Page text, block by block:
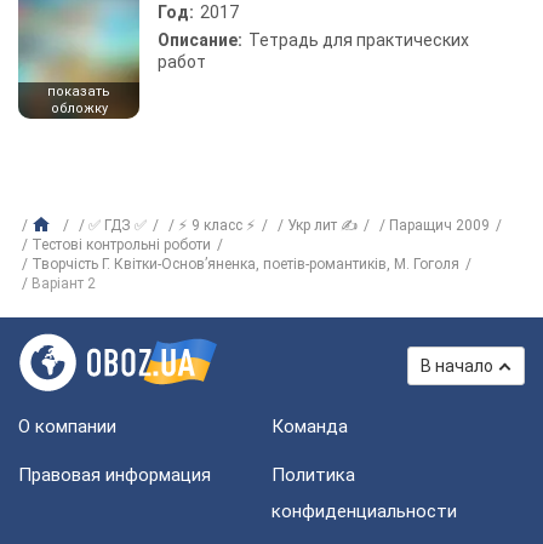
показать
обложку
Год: 2017
Описание: Тетрадь для практических
работ
✅ ГДЗ ✅ ⚡ 9 класс ⚡ Укр лит ✍
Паращич 2009
Тестові контрольні роботи
Творчість Г. Квітки-Основ’яненка, поетів-романтиків, М. Гоголя
Варіант 2
В начало
О компании Команда
Правовая информация
Политика
конфиденциальности